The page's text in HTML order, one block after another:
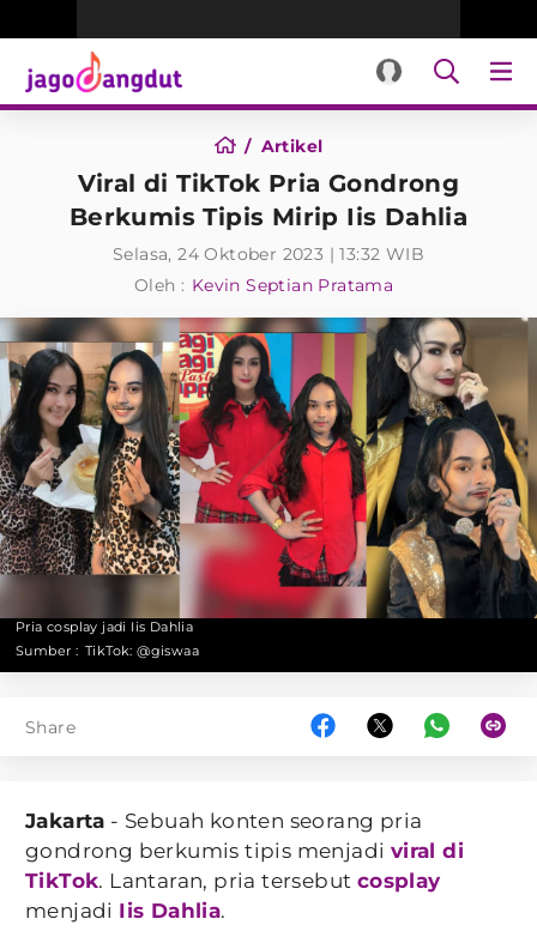
Artikel
Viral di TikTok Pria Gondrong
Berkumis Tipis Mirip Iis Dahlia
Selasa, 24 Oktober 2023 | 13:32 WIB
Oleh : Kevin Septian Pratama
Pria cosplay jadi Iis Dahlia
Sumber : TikTok: @giswaa
Share
Jakarta - Sebuah konten seorang pria
gondrong berkumis tipis menjadi viral di
TikTok. Lantaran, pria tersebut cosplay
menjadi Iis Dahlia.